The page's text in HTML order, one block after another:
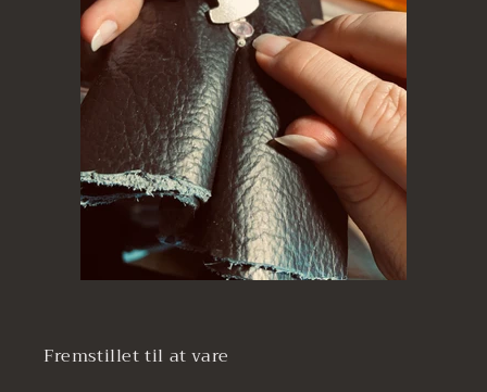
Fremstillet til at vare